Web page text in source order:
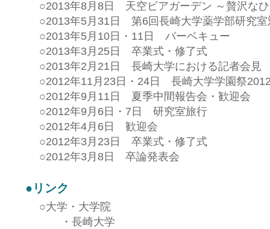
○2013年8月8日 天空ビアガーデン ～贅沢な
○2013年5月31日 第6回長崎大学薬学部研究室
○2013年5月10日・11日 バーベキュー
○2013年3月25日 卒業式・修了式
○2013年2月21日 長崎大学における記者会見
○2012年11月23日・24日 長崎大学学園祭
○2012年9月11日 夏季中間報告会・歓迎会
○2012年9月6日・7日 研究室旅行
○2012年4月6日 歓迎会
○2012年3月23日 卒業式・修了式
○2012年3月8日 卒論発表会
● リンク
○大学・大学院
・ 長崎大学